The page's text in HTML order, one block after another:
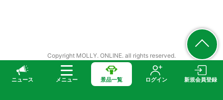
ニュース メニュー 景品一覧 ログイン 新規会員登録
Copyright MOLLY. ONLINE. all rights reserved.